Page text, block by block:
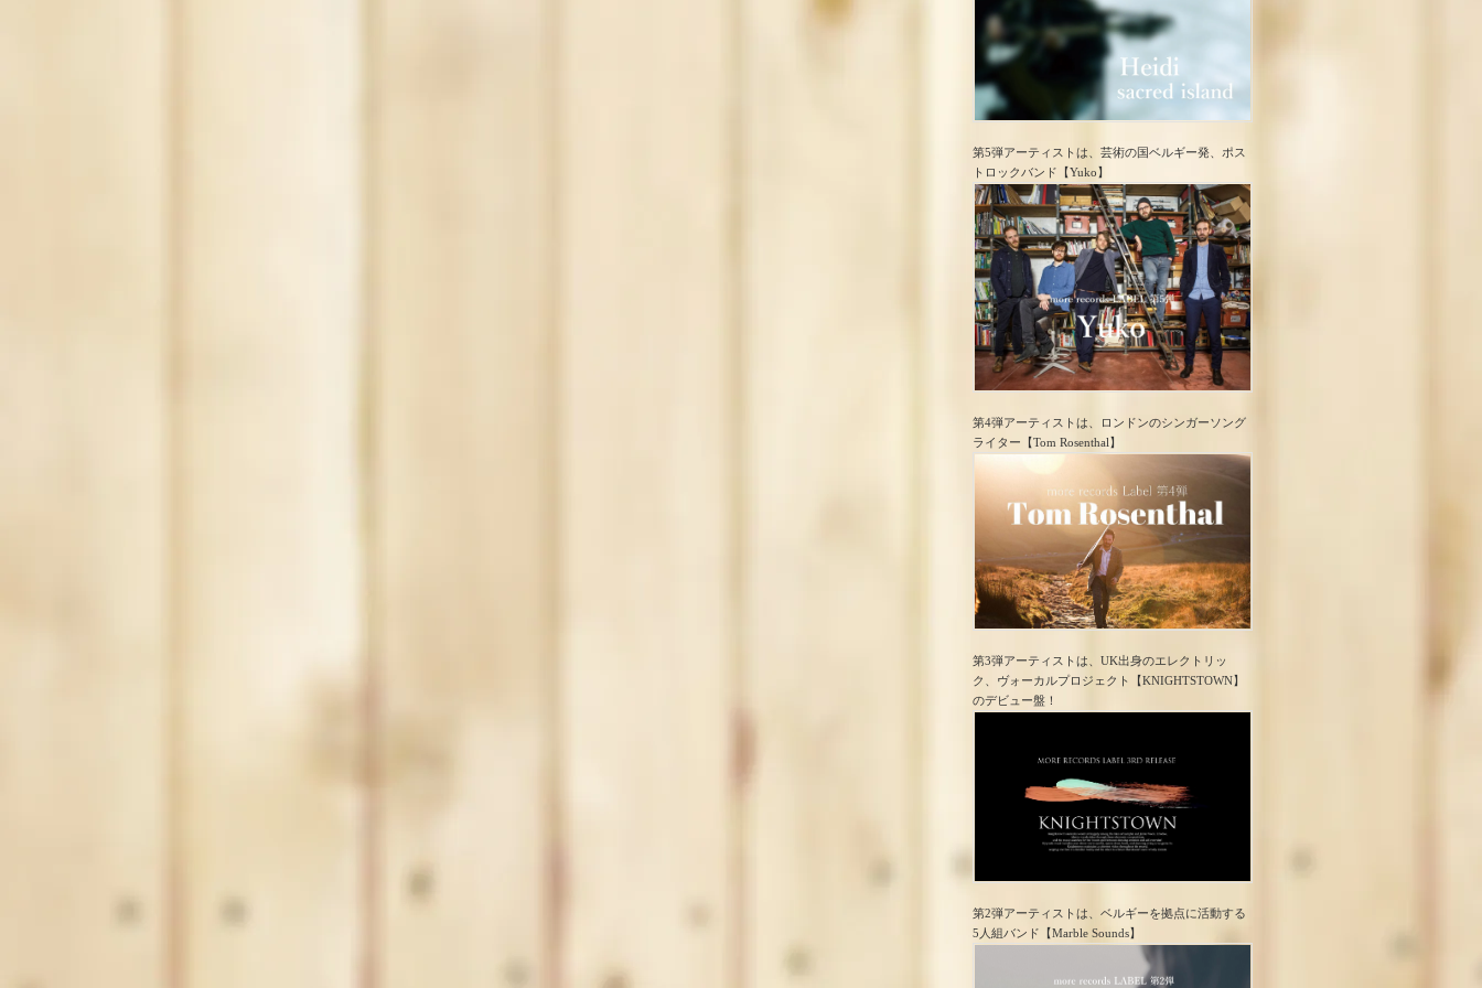
第5弾アーティストは、芸術の国ベルギー発、ポス
トロック​バンド【Yuko】
第4弾アーティストは、ロンドンのシンガーソング
ライター【Tom Rosenthal】
第3弾アーティストは、UK出身のエレクトリッ
ク、ヴォーカルプロジェクト【KNIGHTSTOWN】
のデビュー盤！
第2弾アーティストは、ベルギーを拠点に活動する
5人組バンド【Marble Sounds】